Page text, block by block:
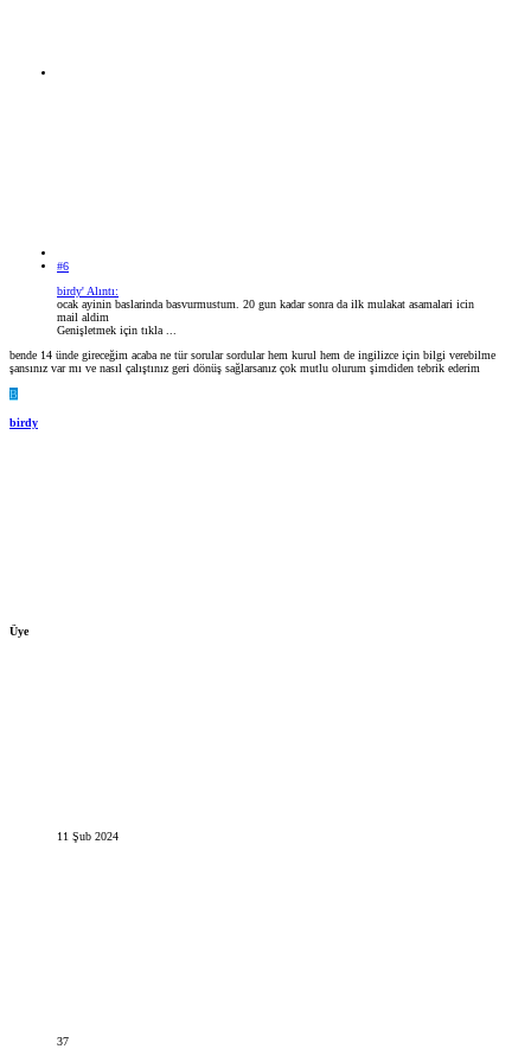
#6
birdy' Alıntı:
ocak ayinin baslarinda basvurmustum. 20 gun kadar sonra da ilk mulakat asamalari icin
mail aldim
Genişletmek için tıkla ...
bende 14 ünde gireceğim acaba ne tür sorular sordular hem kurul hem de ingilizce için bilgi verebilme
şansınız var mı ve nasıl çalıştınız geri dönüş sağlarsanız çok mutlu olurum şimdiden tebrik ederim
B
birdy
Üye
11 Şub 2024
37